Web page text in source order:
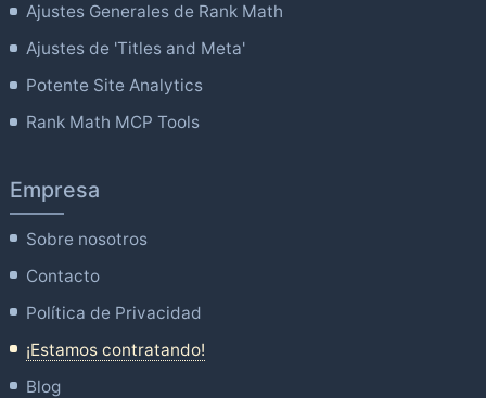
Ajustes Generales de Rank Math
Ajustes de 'Titles and Meta'
Potente Site Analytics
Rank Math MCP Tools
Empresa
Sobre nosotros
Contacto
Política de Privacidad
¡Estamos contratando!
Blog